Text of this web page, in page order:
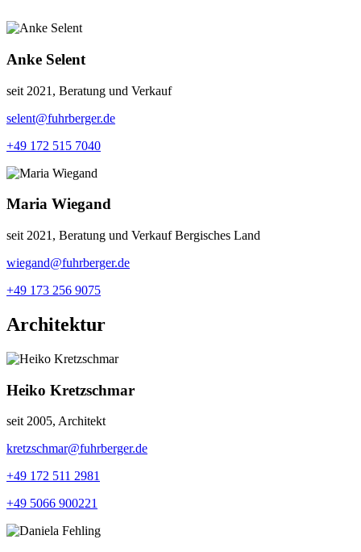
Anke Selent
seit 2021, Beratung und Verkauf
selent@fuhrberger.de
+49 172 515 7040
Maria Wiegand
seit 2021, Beratung und Verkauf Bergisches Land
wiegand@fuhrberger.de
+49 173 256 9075
Architektur
Heiko Kretzschmar
seit 2005, Architekt
kretzschmar@fuhrberger.de
+49 172 511 2981
+49 5066 900221